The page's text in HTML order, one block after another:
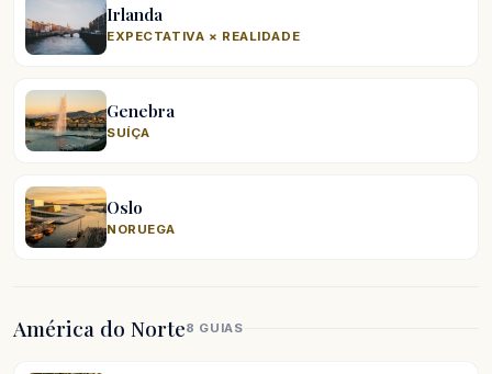
Irlanda
EXPECTATIVA × REALIDADE
Genebra
SUÍÇA
Oslo
NORUEGA
América do Norte8 GUIAS